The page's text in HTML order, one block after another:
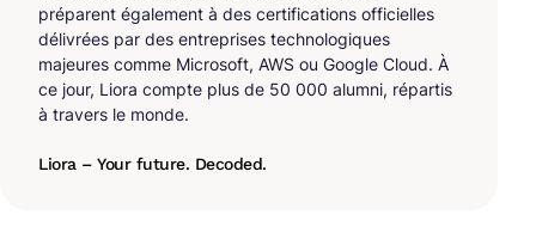
préparent également à des certifications officielles
délivrées par des entreprises technologiques
majeures comme Microsoft, AWS ou Google Cloud. À
ce jour, Liora compte plus de 50 000 alumni, répartis
à travers le monde.
Liora – Your future. Decoded.